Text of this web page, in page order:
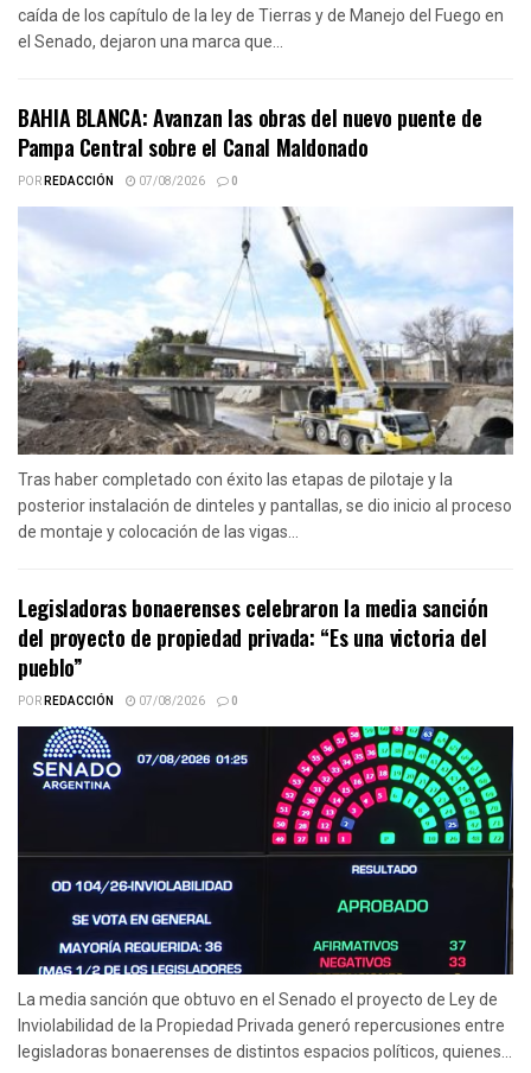
caída de los capítulo de la ley de Tierras y de Manejo del Fuego en
el Senado, dejaron una marca que...
BAHIA BLANCA: Avanzan las obras del nuevo puente de
Pampa Central sobre el Canal Maldonado
PORREDACCIÓN 07/08/2026 0
Tras haber completado con éxito las etapas de pilotaje y la
posterior instalación de dinteles y pantallas, se dio inicio al proceso
de montaje y colocación de las vigas...
Legisladoras bonaerenses celebraron la media sanción
del proyecto de propiedad privada: “Es una victoria del
pueblo”
PORREDACCIÓN 07/08/2026 0
La media sanción que obtuvo en el Senado el proyecto de Ley de
Inviolabilidad de la Propiedad Privada generó repercusiones entre
legisladoras bonaerenses de distintos espacios políticos, quienes...